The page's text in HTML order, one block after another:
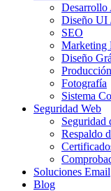
Desarrollo
Diseño UI
SEO
Marketing
Diseño
Fotografía
Sistema
Seguridad Web
Seguridad
Respaldo
Soluciones Email
Blog